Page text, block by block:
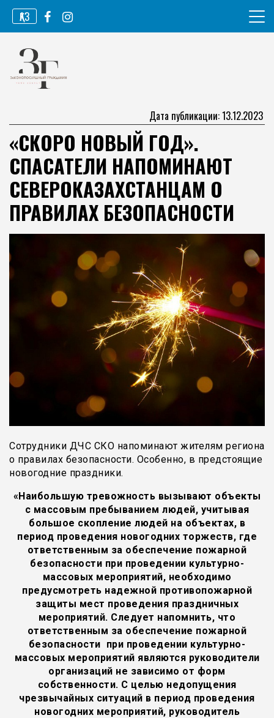
Перейти
содержимому
ҚАЗ
Законопослушный гражданин
Дата публикации: 13.12.2023
«СКОРО НОВЫЙ ГОД».
СПАСАТЕЛИ НАПОМИНАЮТ
СЕВЕРОКАЗАХСТАНЦАМ О
ПРАВИЛАХ БЕЗОПАСНОСТИ
Сотрудники ДЧС СКО напоминают жителям региона
о правилах безопасности. Особенно, в предстоящие
новогодние праздники.
«Наибольшую тревожность вызывают объекты
с массовым пребыванием людей, учитывая
большое скопление людей на объектах, в
период проведения новогодних торжеств, где
ответственным за обеспечение пожарной
безопасности при проведении культурно-
массовых мероприятий, необходимо
предусмотреть надежной противопожарной
защиты мест проведения праздничных
мероприятий. Следует напомнить, что
ответственным за обеспечение пожарной
безопасности при проведении культурно-
массовых мероприятий являются руководители
организаций не зависимо от форм
собственности. С целью недопущения
чрезвычайных ситуаций в период проведения
новогодних мероприятий, руководитель